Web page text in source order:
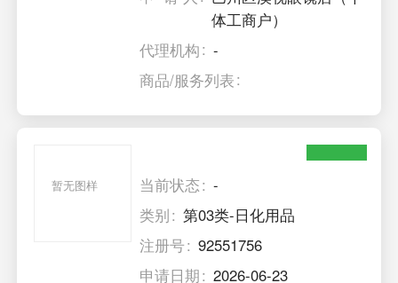
体工商户）
代理机构
-
商品/服务列表
暂无图样 当前状态
-
类别
第03类-日化用品
注册号
92551756
申请日期
2026-06-23